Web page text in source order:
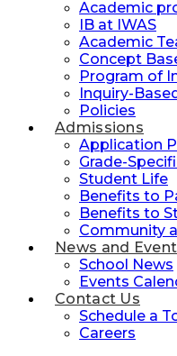
Academic
IB at IWAS
Academic
Concept
Program of
Inquiry-
Policies
Admissions
Application
Grade-
Student Life
Benefits to
Benefits to
Community
News and
School News
Events
Contact Us
Schedule a
Careers